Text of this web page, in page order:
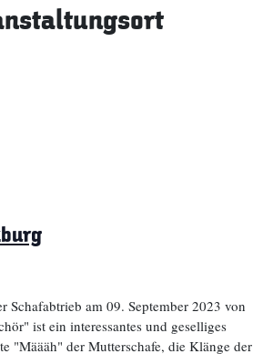
Schafabtrieb am 09. September 2023 von
ist ein interessantes und geselliges
"Määäh" der Mutterschafe, die Klänge der